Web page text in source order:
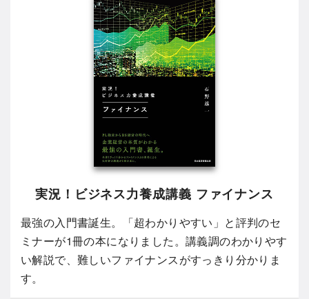
実況！ビジネス力養成講義 ファイナンス
最強の入門書誕生。「超わかりやすい」と評判のセ
ミナーが1冊の本になりました。講義調のわかりやす
い解説で、難しいファイナンスがすっきり分かりま
す。